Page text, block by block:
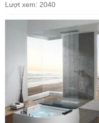
Lượt xem: 2040